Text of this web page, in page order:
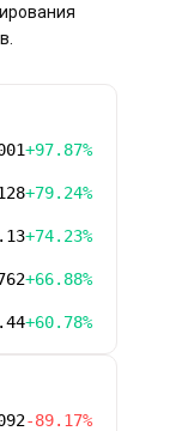
+97.87%
+79.24%
+74.23%
+66.88%
+60.78%
-89.17%